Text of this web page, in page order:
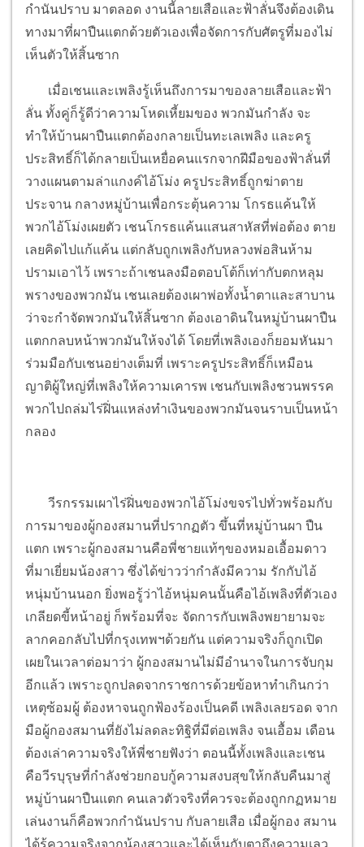
กำนันปราบ มาตลอด งานนี้ลายเสือและฟ้าลั่นจึงต้องเดิน
ทางมาที่ผาปืนแตกด้วยตัวเองเพื่อจัดการกับศัตรูที่มองไม่
เห็นตัวให้สิ้นซาก
เมื่อเชนและเพลิงรู้เห็นถึงการมาของลายเสือและฟ้า
ลั่น ทั้งคู่ก็รู้ดีว่าความโหดเหี้ยมของ พวกมันกำลัง จะ
ทำให้บ้านผาปืนแตกต้องกลายเป็นทะเลเพลิง และครู
ประสิทธิ์ก็ได้กลายเป็นเหยื่อคนแรกจากฝีมือของฟ้าลั่นที่
วางแผนตามล่าแกงค์ไอ้โม่ง ครูประสิทธิ์ถูกฆ่าตาย
ประจาน กลางหมู่บ้านเพื่อกระตุ้นความ โกรธแค้นให้
พวกไอ้โม่งเผยตัว เชนโกรธแค้นแสนสาหัสที่พ่อต้อง ตาย
เลยคิดไปแก้แค้น แต่กลับถูกเพลิงกับหลวงพ่อสินห้าม
ปรามเอาไว้ เพราะถ้าเชนลงมือตอบโต้ก็เท่ากับตกหลุม
พรางของพวกมัน เชนเลยต้องเผาพ่อทั้งน้ำตาและสาบาน
ว่าจะกำจัดพวกมันให้สิ้นซาก ต้องเอาดินในหมู่บ้านผาปืน
แตกกลบหน้าพวกมันให้จงได้ โดยที่เพลิงเองก็ยอมหันมา
ร่วมมือกับเชนอย่างเต็มที่ เพราะครูประสิทธิ์ก็เหมือน
ญาติผู้ใหญ่ที่เพลิงให้ความเคารพ เชนกับเพลิงชวนพรรค
พวกไปถล่มไร่ฝิ่นแหล่งทำเงินของพวกมันจนราบเป็นหน้า
กลอง
วีรกรรมเผาไร่ฝิ่นของพวกไอ้โม่งขจรไปทั่วพร้อมกับ
การมาของผู้กองสมานที่ปรากฏตัว ขึ้นที่หมู่บ้านผา ปืน
แตก เพราะผู้กองสมานคือพี่ชายแท้ๆของหมอเอื้อมดาว
ที่มาเยี่ยมน้องสาว ซึ่งได้ข่าวว่ากำลังมีความ รักกับไอ้
หนุ่มบ้านนอก ยิ่งพอรู้ว่าไอ้หนุ่มคนนั้นคือไอ้เพลิงที่ตัวเอง
เกลียดขี้หน้าอยู่ ก็พร้อมที่จะ จัดการกับเพลิงพยายามจะ
ลากคอกลับไปที่กรุงเทพฯด้วยกัน แต่ความจริงก็ถูกเปิด
เผยในเวลาต่อมาว่า ผู้กองสมานไม่มีอำนาจในการจับกุม
อีกแล้ว เพราะถูกปลดจากราชการด้วยข้อหาทำเกินกว่า
เหตุซ้อมผู้ ต้องหาจนถูกฟ้องร้องเป็นคดี เพลิงเลยรอด จาก
มือผู้กองสมานที่ยังไม่ลดละทิฐิที่มีต่อเพลิง จนเอื้อม เดือน
ต้องเล่าความจริงให้พี่ชายฟังว่า ตอนนี้ทั้งเพลิงและเชน
คือวีรบุรุษที่กำลังช่วยกอบกู้ความสงบสุขให้กลับคืนมาสู่
หมู่บ้านผาปืนแตก คนเลวตัวจริงที่ควรจะต้องถูกกฏหมาย
เล่นงานก็คือพวกกำนันปราบ กับลายเสือ เมื่อผู้กอง สมาน
ได้รู้ความจริงจากน้องสาวและได้เห็นกับตาถึงความเลว